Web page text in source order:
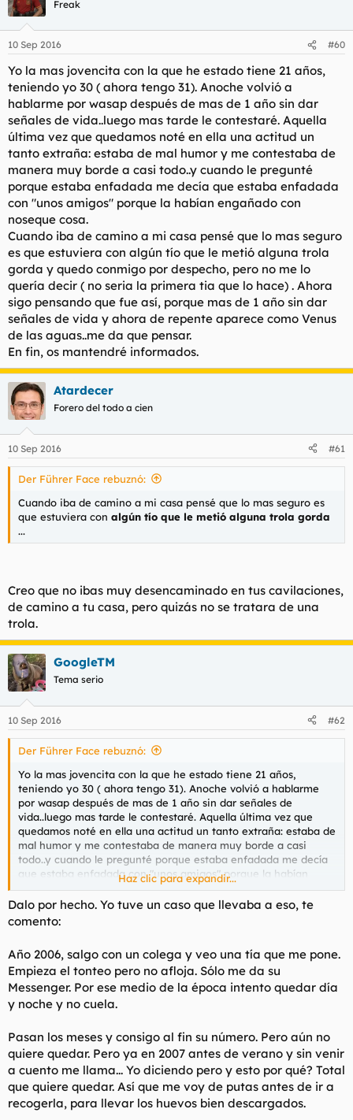
Freak
10 Sep 2016 #60
Yo la mas jovencita con la que he estado tiene 21 años,
teniendo yo 30 ( ahora tengo 31). Anoche volvió a
hablarme por wasap después de mas de 1 año sin dar
señales de vida..luego mas tarde le contestaré. Aquella
última vez que quedamos noté en ella una actitud un
tanto extraña: estaba de mal humor y me contestaba de
manera muy borde a casi todo..y cuando le pregunté
porque estaba enfadada me decía que estaba enfadada
con "unos amigos" porque la habían engañado con
noseque cosa.
Cuando iba de camino a mi casa pensé que lo mas seguro
es que estuviera con algún tío que le metió alguna trola
gorda y quedo conmigo por despecho, pero no me lo
quería decir ( no seria la primera tia que lo hace) . Ahora
sigo pensando que fue así, porque mas de 1 año sin dar
señales de vida y ahora de repente aparece como Venus
de las aguas..me da que pensar.
En fin, os mantendré informados.
Atardecer
Forero del todo a cien
10 Sep 2016 #61
Der Führer Face rebuznó:
Cuando iba de camino a mi casa pensé que lo mas seguro es
que estuviera con algún tío que le metió alguna trola gorda
...
Creo que no ibas muy desencaminado en tus cavilaciones,
de camino a tu casa, pero quizás no se tratara de una
trola.
GoogleTM
Tema serio
10 Sep 2016 #62
Der Führer Face rebuznó:
Yo la mas jovencita con la que he estado tiene 21 años,
teniendo yo 30 ( ahora tengo 31). Anoche volvió a hablarme
por wasap después de mas de 1 año sin dar señales de
vida..luego mas tarde le contestaré. Aquella última vez que
quedamos noté en ella una actitud un tanto extraña: estaba de
mal humor y me contestaba de manera muy borde a casi
todo..y cuando le pregunté porque estaba enfadada me decía
que estaba enfadada con "unos amigos" porque la habían
engañado con noseque cosa.
Cuando iba de camino a mi casa pensé que lo mas seguro es
que estuviera con algún tío que le metió alguna trola gorda y
quedo conmigo por despecho, pero no me lo quería decir ( no
así, porque mas de 1 año sin dar señales de vida y ahora de
repente aparece como Venus de las aguas..me da que pensar.
En fin, os mantendré informados.
Haz clic para expandir...
Dalo por hecho. Yo tuve un caso que llevaba a eso, te
comento:
Año 2006, salgo con un colega y veo una tía que me pone.
Empieza el tonteo pero no afloja. Sólo me da su
Messenger. Por ese medio de la época intento quedar día
y noche y no cuela.
Pasan los meses y consigo al fin su número. Pero aún no
quiere quedar. Pero ya en 2007 antes de verano y sin venir
a cuento me llama... Yo diciendo pero y esto por qué? Total
que quiere quedar. Así que me voy de putas antes de ir a
recogerla, para llevar los huevos bien descargados.